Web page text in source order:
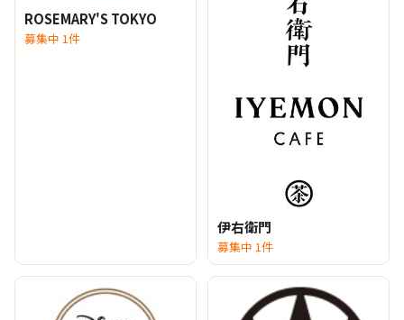
ROSEMARY'S TOKYO
募集中 1件
伊右衛門
募集中 1件